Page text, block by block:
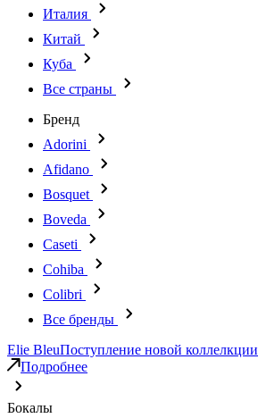
Италия
Китай
Куба
Все страны
Бренд
Adorini
Afidano
Bosquet
Boveda
Caseti
Cohiba
Colibri
Все бренды
Elie BleuПоступление новой коллелкции
Подробнее
Бокалы